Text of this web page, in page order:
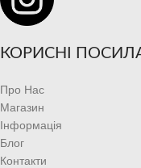
КОРИСНІ
Про Нас
Магазин
Інформація
Блог
Контакти